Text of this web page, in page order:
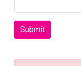
Submit